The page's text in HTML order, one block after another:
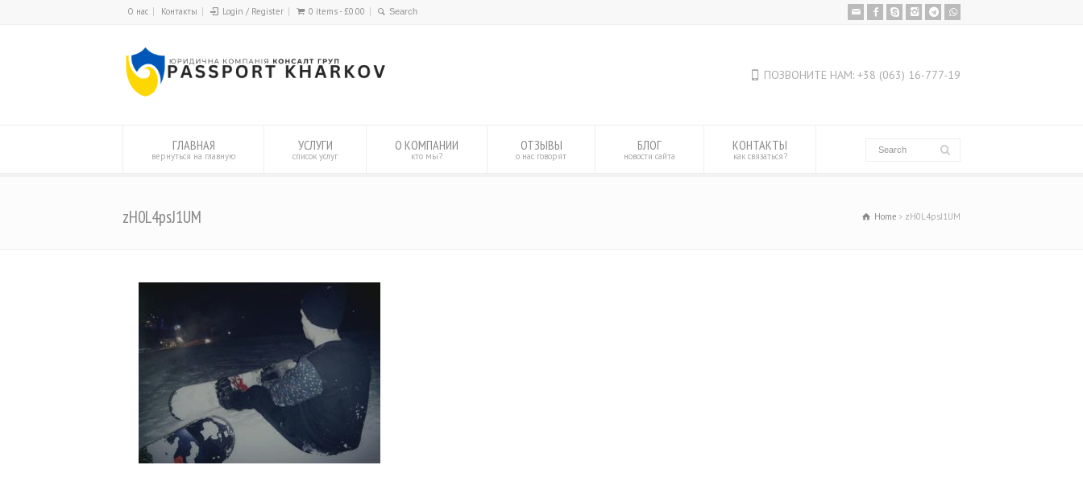
О нас Контакты Login / Register 0 items -£0.00
ПОЗВОНИТЕ НАМ: +38 (063) 16-777-19
ГЛАВНАЯ
вернуться на главную
УСЛУГИ
список услуг
О КОМПАНИИ
кто мы?
ОТЗЫВЫ
о нас говорят
БЛОГ
новости сайта
КОНТАКТЫ
как связаться?
zH0L4psJ1UM Home zH0L4psJ1UM